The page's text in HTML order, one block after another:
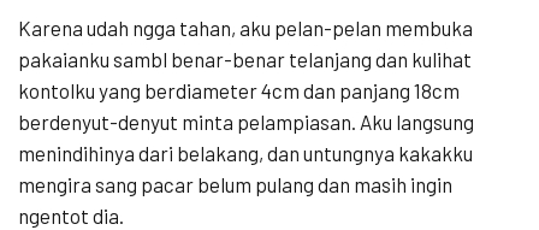
Karena udah ngga tahan, aku pelan-pelan membuka
pakaianku sambl benar-benar telanjang dan kulihat
kontolku yang berdiameter 4cm dan panjang 18cm
berdenyut-denyut minta pelampiasan. Aku langsung
menindihinya dari belakang, dan untungnya kakakku
mengira sang pacar belum pulang dan masih ingin
ngentot dia.